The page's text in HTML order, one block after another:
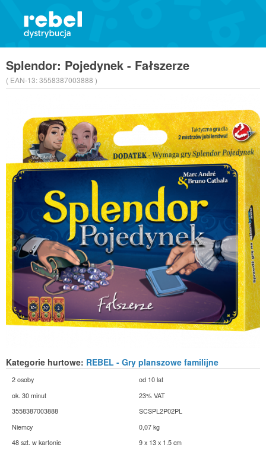
Splendor: Pojedynek - Fałszerze
( EAN-13:3558387003888 )
Kategorie hurtowe: REBEL - Gry planszowe familijne
2 osoby
od 10 lat
ok. 30 minut
23% VAT
3558387003888
SCSPL2P02PL
Niemcy
0,07 kg
48 szt. w kartonie
9 x 13 x 1.5 cm